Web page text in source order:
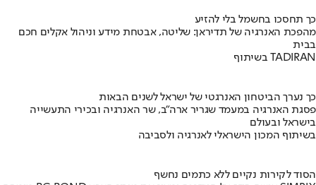
כך תחסכו בחשמל בלי להזיע
מהפכת האנרגיה של תדיראן: שליטה, אבטחת מידע וניהול אקלים חכם
בבית
בשיתוף TADIRAN
כך נערך הביטחון האנרגטי של ישראל לשנים הבאות
פסגת האנרגיה במעמד שגריר ארה"ב, שר האנרגיה ובכירי התעשייה
בישראל ובעולם
בשיתוף המכון הישראלי לאנרגיה ולסביבה
הסוד לקירות נקיים ללא כתמים נחשף